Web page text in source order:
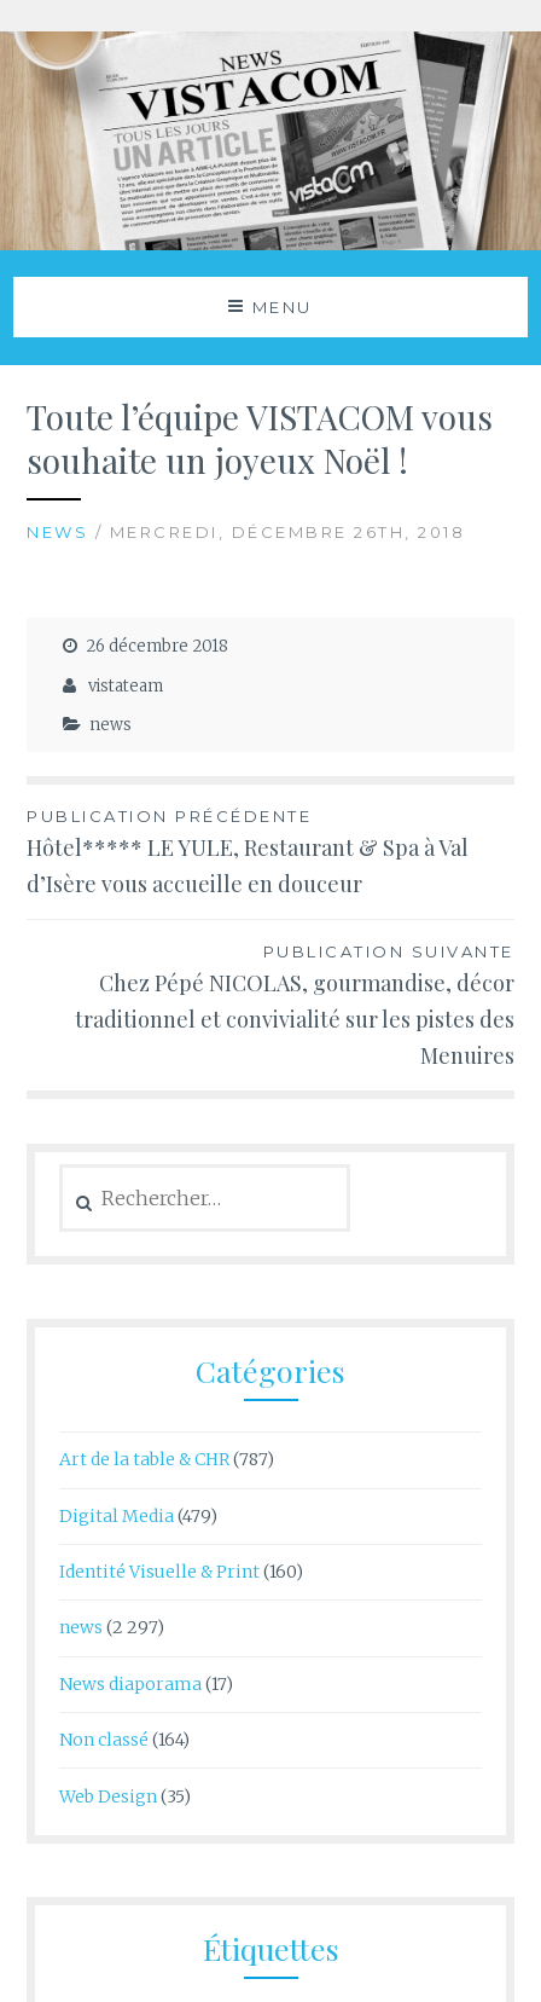
Aller
au
contenu
Agence Vistacom
NOS ACTUS
MENU
Toute l’équipe VISTACOM vous
souhaite un joyeux Noël !
NEWS / MERCREDI, DÉCEMBRE 26TH, 2018
26 décembre 2018
vistateam
news
Navigation
de
PUBLICATION PRÉCÉDENTE
Hôtel***** LE YULE, Restaurant & Spa à Val
d’Isère vous accueille en douceur
PUBLICATION SUIVANTE
Chez Pépé NICOLAS, gourmandise, décor
traditionnel et convivialité sur les pistes des
Menuires
Catégories
Art de la table & CHR(787)
Digital Media(479)
Identité Visuelle & Print(160)
news (2 297)
News diaporama(17)
Non classé (164)
Web Design (35)
Étiquettes